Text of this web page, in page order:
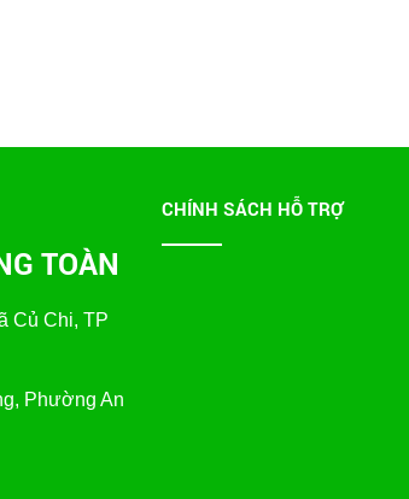
TOÀN
Củ Chi, TP
Phường An
CHÍNH SÁCH HỖ TRỢ